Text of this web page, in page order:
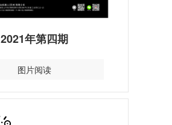
2021年第四期
图片阅读